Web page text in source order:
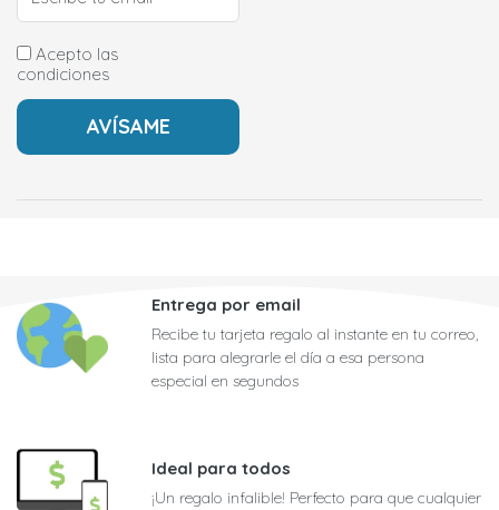
Acepto las
condiciones
Entrega por email
Recibe tu tarjeta regalo al instante en tu correo,
lista para alegrarle el día a esa persona
especial en segundos
Ideal para todos
¡Un regalo infalible! Perfecto para que cualquier